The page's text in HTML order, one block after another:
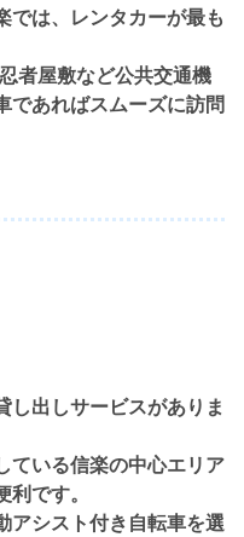
では、レンタカーが最も
者屋敷など公共交通機
であればスムーズに訪問
し出しサービスがありま
ている信楽の中心エリア
です。
アシスト付き自転車を選